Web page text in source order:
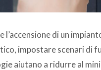
l’accensione di un
impostare scenari di
aiutano a ridurre al